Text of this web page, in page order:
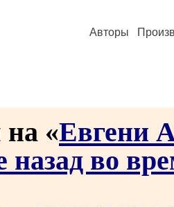
Авторы
на «Евгени
назад во